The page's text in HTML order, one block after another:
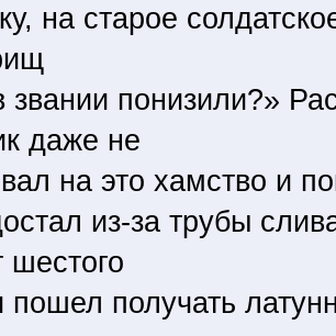
на старое
звании понизили?»
даже не
на это хамство и
из-за трубы
шестого
получать